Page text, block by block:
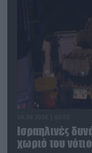
Ισραηλινές
χωριό του